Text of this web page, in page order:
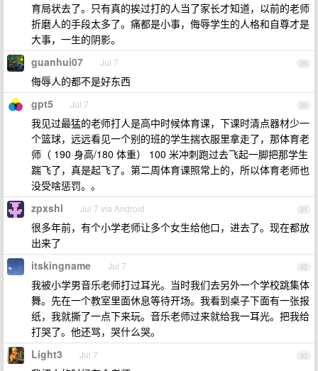
育局状去了。只有真的挨过打的人当了家长才知道，以前的老师
折磨人的手段太多了。痛都是小事，侮辱学生的人格和自尊才是
大事，一生的阴影。
29
guanhui07 Jul 7
侮辱人的都不是好东西
30
gpt5 Jul 7
我见过最猛的老师打人是高中时候体育课，下课时清点器材少一
个篮球，远远看见一个别的班的学生揣衣服里拿走了，那体育老
师（ 190 身高/180 体重） 100 米冲刺跑过去飞起一脚把那学生
踹飞了，真是起飞了。第二周体育课照常上的，所以体育老师也
没受啥惩罚。。
31
zpxshl Jul 7 via Android
很多年前，有个小学老师让多个女生给他口，进去了。现在都放
出来了
32
itskingname Jul 7
我被小学男音乐老师打过耳光。当时我们去另外一个学校跳集体
舞。先在一个教室里面休息等待开场。我看到桌子下面有一张报
纸，我就撕了一点下来玩。音乐老师过来就给我一耳光。把我给
打哭了。他还骂，哭什么哭。
33
Light3 Jul 7